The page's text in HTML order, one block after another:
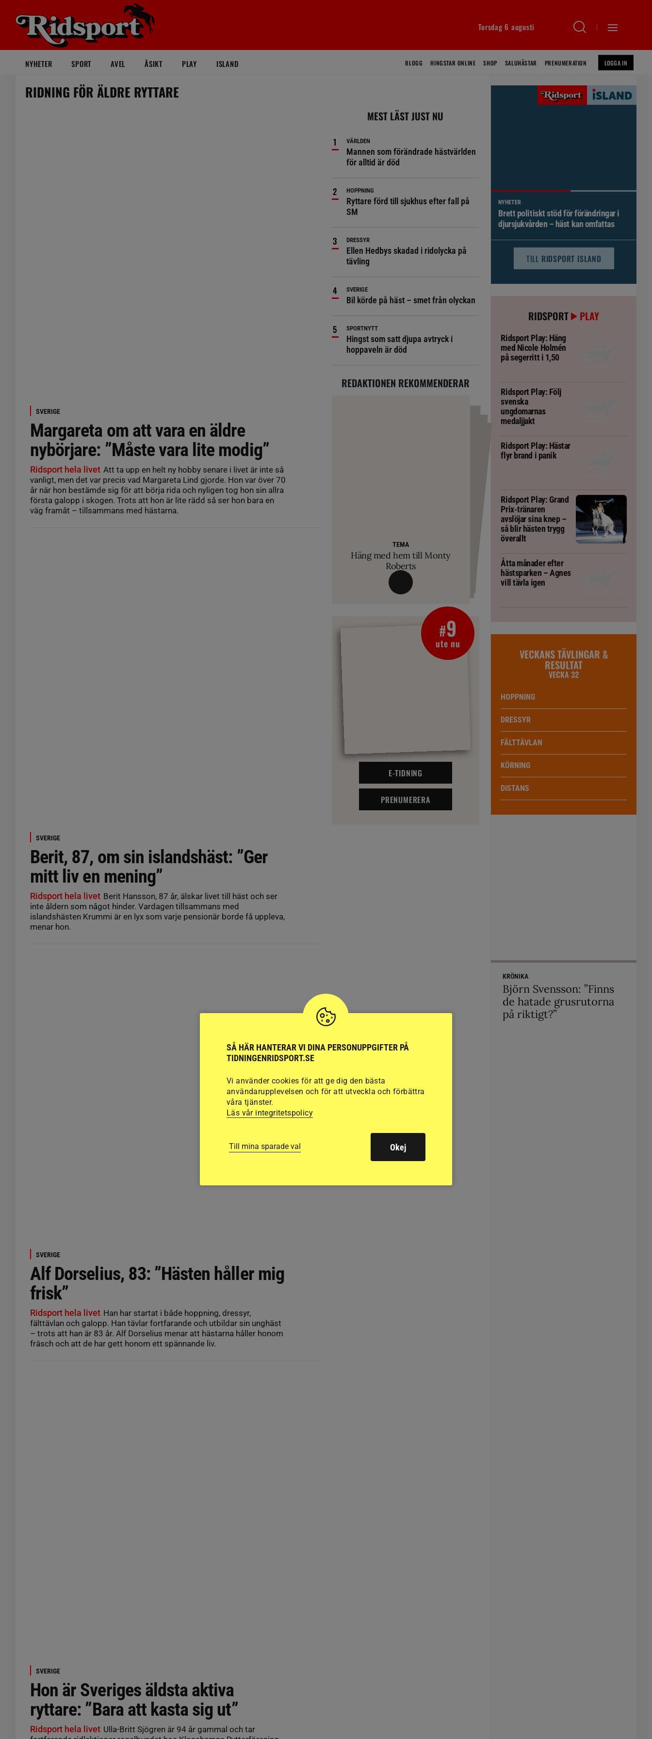
Torsdag 6 augusti
NYHETER SPORT AVEL ÅSIKT PLAY ISLAND BLOGG HINGSTAR ONLINE SHOP SALUHÄSTAR PRENUMERATION LOGGA IN
RIDNING FÖR ÄLDRE RYTTARE
SVERIGE
Margareta om att vara en äldre
nybörjare: ”Måste vara lite modig”
Ridsport hela livet Att ta upp en helt ny hobby senare i livet är inte så
vanligt, men det var precis vad Margareta Lind gjorde. Hon var över 70
år när hon bestämde sig för att börja rida och nyligen tog hon sin allra
första galopp i skogen. Trots att hon är lite rädd så ser hon bara en
väg framåt – tillsammans med hästarna.
SVERIGE
Berit, 87, om sin islandshäst: ”Ger
mitt liv en mening”
Ridsport hela livet Berit Hansson, 87 år, älskar livet till häst och ser
inte åldern som något hinder. Vardagen tillsammans med
islandshästen Krummi är en lyx som varje pensionär borde få uppleva,
menar hon.
SVERIGE
Alf Dorselius, 83: ”Hästen håller mig
frisk”
Ridsport hela livet Han har startat i både hoppning, dressyr,
fälttävlan och galopp. Han tävlar fortfarande och utbildar sin unghäst
– trots att han är 83 år. Alf Dorselius menar att hästarna håller honom
fräsch och att de har gett honom ett spännande liv.
SVERIGE
Hon är Sveriges äldsta aktiva
ryttare: ”Bara att kasta sig ut”
Ridsport hela livet Ulla-Britt Sjögren är 94 år gammal och tar
MEST LÄST JUST NU
VÄRLDEN
Mannen som förändrade hästvärlden
för alltid är död
HOPPNING
Ryttare förd till sjukhus efter fall på
SM
DRESSYR
Ellen Hedbys skadad i ridolycka på
tävling
SVERIGE
Bil körde på häst – smet från olyckan
SPORTNYTT
Hingst som satt djupa avtryck i
hoppaveln är död
REDAKTIONEN REKOMMENDERAR
TEMA
Häng med hem till Monty
Roberts
TEMA
VM-febern stiger – här är allt
inför Aachen
Allt du behöver veta om fång
Så märker du om din häst blivit
biten av huggorm
avslöjar sina knep – så blir hästen trygg överallt
#9
ute nu
E-TIDNING
PRENUMERERA
NYHETER
Brett politiskt stöd för förändringar i
djursjukvården – häst kan omfattas
TILL RIDSPORT ISLAND
RIDSPORT PLAY
Ridsport Play: Häng
med Nicole Holmén
på segerritt i 1,50
Ridsport Play: Följ
svenska
ungdomarnas
medaljjakt
Ridsport Play: Hästar
flyr brand i panik
Ridsport Play: Grand
Prix-tränaren
avslöjar sina knep –
så blir hästen trygg
överallt
Åtta månader efter
hästsparken – Agnes
vill tävla igen
VECKANS TÄVLINGAR &
RESULTAT
VECKA 32
HOPPNING
DRESSYR
FÄLTTÄVLAN
KÖRNING
DISTANS
KRÖNIKA
Björn Svensson: ”Finns
de hatade grusrutorna
på riktigt?”
SÅ HÄR HANTERAR VI DINA PERSONUPPGIFTER PÅ
TIDNINGENRIDSPORT.SE
Vi använder cookies för att ge dig den bästa
användarupplevelsen och för att utveckla och förbättra
våra tjänster.
Läs vår integritetspolicy
Till mina sparade val Okej